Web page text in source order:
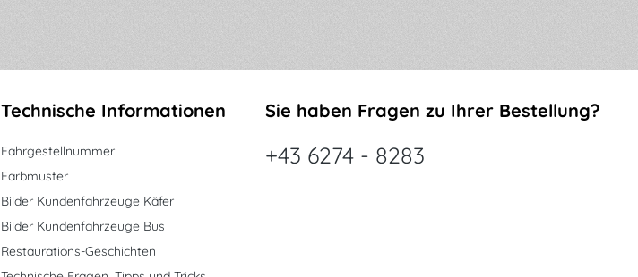
Technische Informationen
Fahrgestellnummer
Farbmuster
Bilder Kundenfahrzeuge Käfer
Bilder Kundenfahrzeuge Bus
Restaurations-Geschichten
Sie haben Fragen zu Ihrer Bestellung?
+43 6274 - 8283